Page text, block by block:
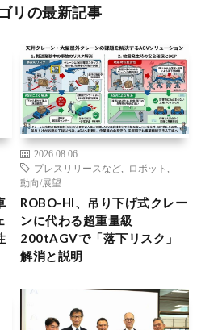
リの最新記事
2026.08.06
プレスリリースなど
ロボット
動向/展望
ROBO-HI、吊り下げ式クレー
ンに代わる超重量級
200tAGVで「落下リスク」
解消と説明